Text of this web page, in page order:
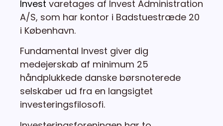
Invest varetages af Invest Administration
A/S, som har kontor i Badstuestræde 20
i København.
Fundamental Invest giver dig
medejerskab af minimum 25
håndplukkede danske børsnoterede
selskaber ud fra en langsigtet
investeringsfilosofi.